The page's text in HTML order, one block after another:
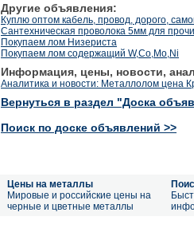
Другие объявления:
Куплю оптом кабель, провод, дорого,
Сантехническая проволока 5мм для
Покупаем лом Низериста
Покупаем лом содержащий W,Co,Mo,Ni
Информация, цены, новости,
Аналитика и новости: Металлолом цена
Вернуться в раздел "Доска
Поиск по доске объявлений >>
Цены на металлы
Мировые и российские цены на
черные и цветные металлы